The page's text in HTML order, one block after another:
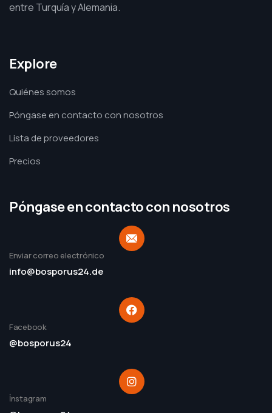
entre Turquía y Alemania.
Explore
Quiénes somos
Póngase en contacto con nosotros
Lista de proveedores
Precios
Póngase en contacto con nosotros
Enviar correo electrónico
info@bosporus24.de
Facebook
@bosporus24
İnstagram